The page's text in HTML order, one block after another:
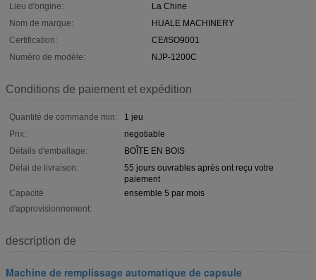
Lieu d'origine:
La Chine
Nom de marque:
HUALE MACHINERY
Certification:
CE/ISO9001
Numéro de modèle:
NJP-1200C
Conditions de paiement et expédition
Quantité de commande min:
1 jeu
Prix:
negotiable
Détails d'emballage:
BOÎTE EN BOIS
Délai de livraison:
55 jours ouvrables après ont reçu votre
paiement
Capacité
d'approvisionnement:
ensemble 5 par mois
description de
Machine de remplissage automatique de capsule